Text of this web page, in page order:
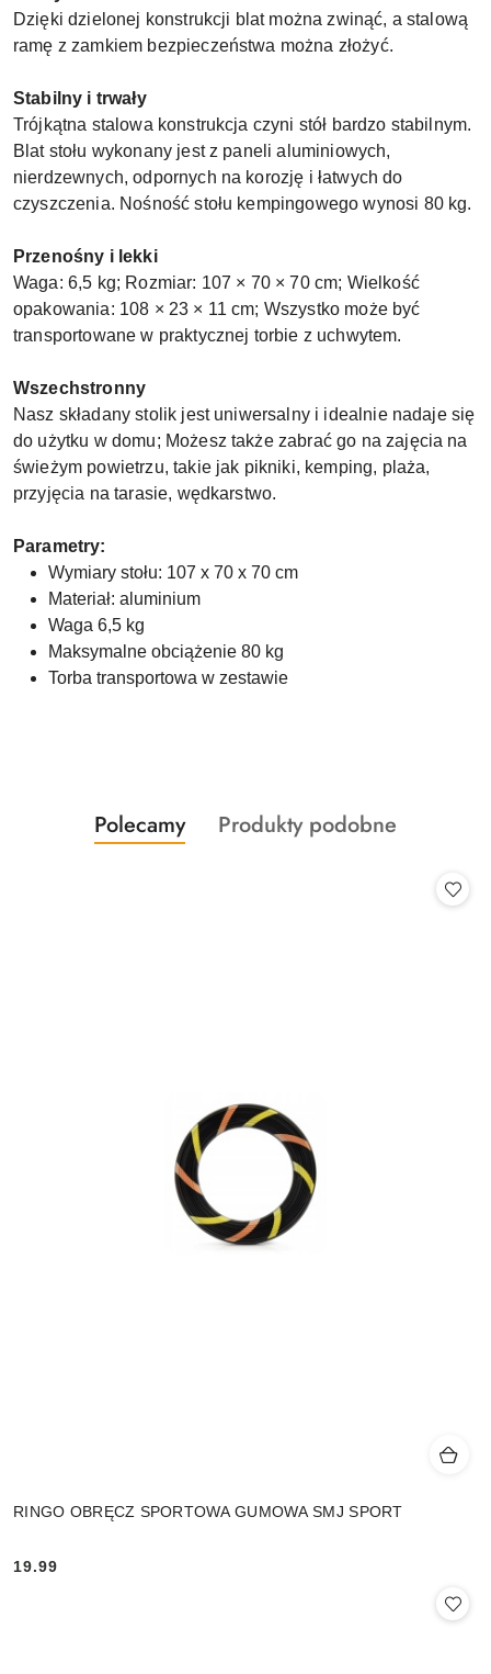
Dzięki dzielonej konstrukcji blat można zwinąć, a stalową
ramę z zamkiem bezpieczeństwa można złożyć.
Stabilny i trwały
Trójkątna stalowa konstrukcja czyni stół bardzo stabilnym.
Blat stołu wykonany jest z paneli aluminiowych,
nierdzewnych, odpornych na korozję i łatwych do
czyszczenia. Nośność stołu kempingowego wynosi 80 kg.
Przenośny i lekki
Waga: 6,5 kg; Rozmiar: 107 × 70 × 70 cm; Wielkość
opakowania: 108 × 23 × 11 cm; Wszystko może być
transportowane w praktycznej torbie z uchwytem.
Wszechstronny
Nasz składany stolik jest uniwersalny i idealnie nadaje się
do użytku w domu; Możesz także zabrać go na zajęcia na
świeżym powietrzu, takie jak pikniki, kemping, plaża,
przyjęcia na tarasie, wędkarstwo.
Parametry:
Wymiary stołu: 107 x 70 x 70 cm
Materiał: aluminium
Waga 6,5 kg
Maksymalne obciążenie 80 kg
Torba transportowa w zestawie
Pomiń karuzelę produktów
Produkty
o
Polecamy
Produkty
Produkty podobne
RINGO OBRĘCZ SPORTOWA GUMOWA SMJ SPORT
19.99